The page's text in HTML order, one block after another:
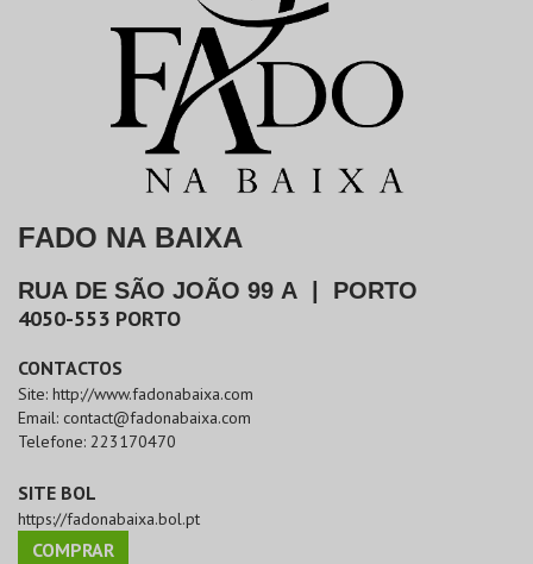
PRODUTOS
FADO NA BAIXA
RUA DE SÃO JOÃO 99 A PORTO
4050-553 PORTO
CONTACTOS
Site: http://www.fadonabaixa.com
Email: contact@fadonabaixa.com
Telefone: 223170470
SITE BOL
https://fadonabaixa.bol.pt
COMPRAR